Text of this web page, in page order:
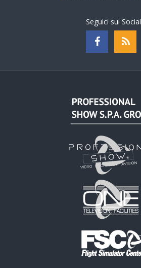
Seguici sui Social